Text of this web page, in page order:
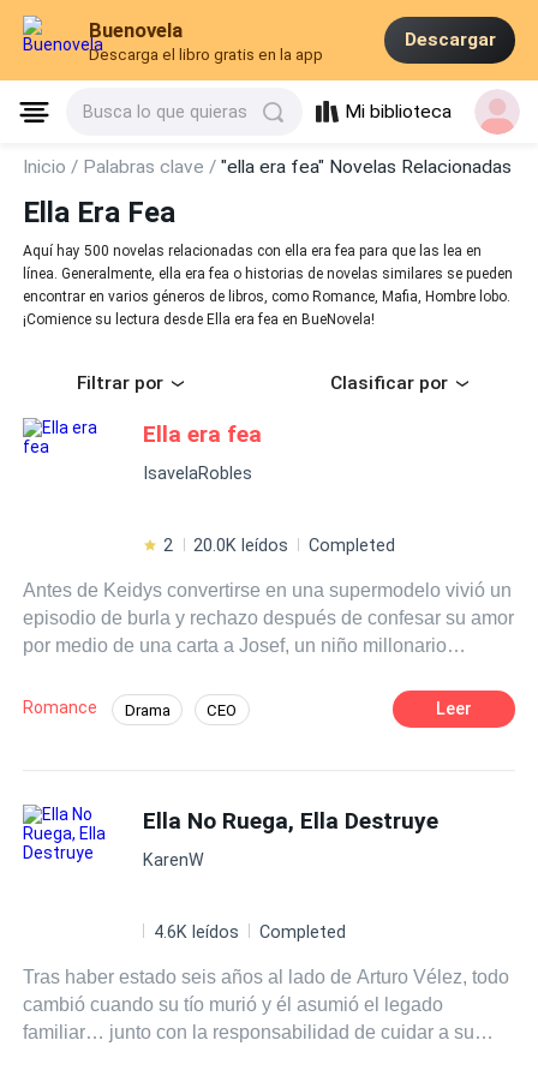
Buenovela
Descarga el libro gratis en la app
Descargar
Busca lo que quieras Mi biblioteca
Inicio / Palabras clave /"ella era fea" Novelas Relacionadas
Ella Era Fea
Aquí hay 500 novelas relacionadas con ella era fea para que las lea en
línea. Generalmente, ella era fea o historias de novelas similares se pueden
encontrar en varios géneros de libros, como Romance, Mafia, Hombre lobo.
¡Comience su lectura desde Ella era fea en BueNovela!
Filtrar por Clasificar por
Ella era fea
IsavelaRobles
2 20.0K leídos Completed
Antes de Keidys convertirse en una supermodelo vivió un
episodio de burla y rechazo después de confesar su amor
por medio de una carta a Josef, un niño millonario
con una personalidad completamente diferente, Keidys
ha decidido cobrar venganza, sin embargo, el tiempo ha
vez ella haga daño con su venganza o tal vez sea una
vez más rechazada por Josef. Los años cambian y
pueden traer sorpresas.
Romance Drama CEO Leer
Ella No Ruega, Ella Destruye
KarenW
4.6K leídos Completed
Tras haber estado seis años al lado de Arturo Vélez, todo
cambió cuando su tío murió y él asumió el legado
familiar… junto con la responsabilidad de cuidar a su